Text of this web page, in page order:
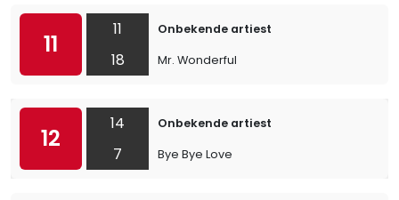
11
11
18
Onbekende artiest
Mr. Wonderful
12
14
7
Onbekende artiest
Bye Bye Love